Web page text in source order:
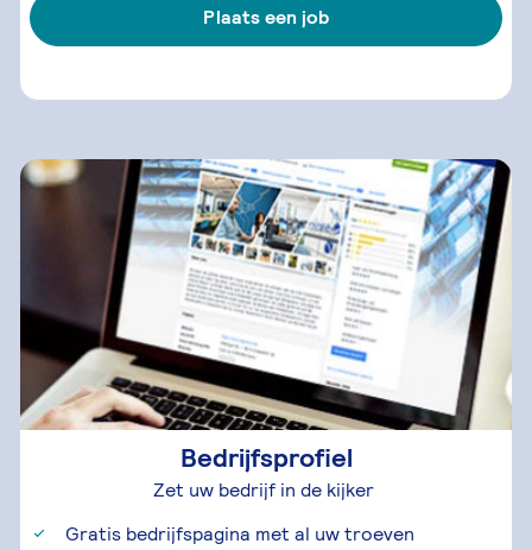
Plaats een job
Bedrijfsprofiel
Zet uw bedrijf in de kijker
Gratis bedrijfspagina met al uw troeven